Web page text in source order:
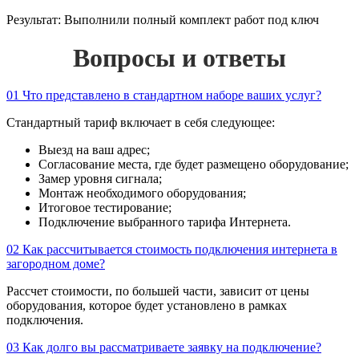
Результат: Выполнили полный комплект работ под ключ
Вопросы и ответы
01 Что представлено в стандартном наборе ваших услуг?
Стандартный тариф включает в себя следующее:
Выезд на ваш адрес;
Согласование места, где будет размещено оборудование;
Замер уровня сигнала;
Монтаж необходимого оборудования;
Итоговое тестирование;
Подключение выбранного тарифа Интернета.
02 Как рассчитывается стоимость подключения интернета в
загородном доме?
Рассчет стоимости, по большей части, зависит от цены
оборудования, которое будет установлено в рамках
подключения.
03 Как долго вы рассматриваете заявку на подключение?